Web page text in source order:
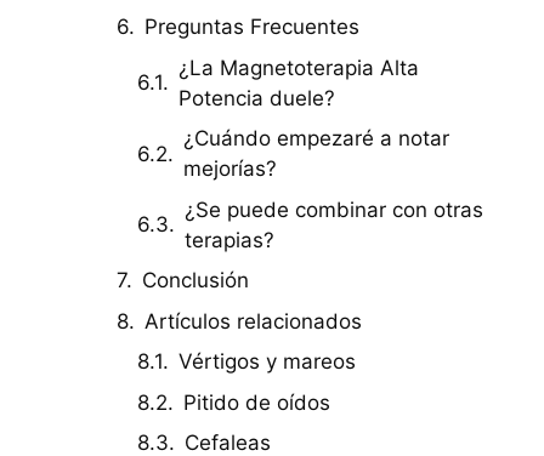
Preguntas Frecuentes
¿La Magnetoterapia Alta
Potencia duele?
¿Cuándo empezaré a notar
mejorías?
¿Se puede combinar con otras
terapias?
Conclusión
Artículos relacionados
Vértigos y mareos
Pitido de oídos
Cefaleas